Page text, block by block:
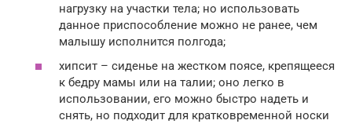
нагрузку на участки тела; но использовать
данное приспособление можно не ранее, чем
малышу исполнится полгода;
хипсит – сиденье на жестком поясе, крепящееся
к бедру мамы или на талии; оно легко в
использовании, его можно быстро надеть и
снять, но подходит для кратковременной носки